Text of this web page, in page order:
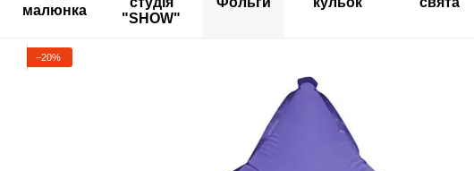
малюнка
"SHOW"
−20%